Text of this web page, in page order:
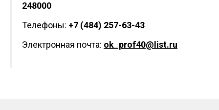
248000
Телефоны: +7 (484) 257-63-43
Электронная почта: ok_prof40@list.ru